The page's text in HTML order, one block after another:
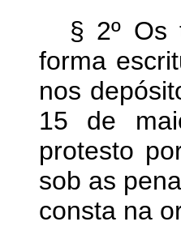
§ 2º Os
forma
nos
15 de
protesto
sob as
consta na